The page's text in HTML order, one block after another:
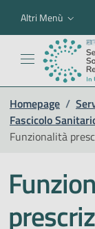
Altri Menù
Homepage /
Fascicolo
Funzionalità